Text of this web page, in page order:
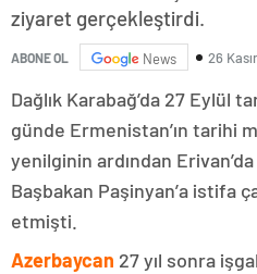
ziyaret gerçekleştirdi.
ABONE OL News 26
Dağlık Karabağ’da 27 Eylül
günde Ermenistan’ın tarihi
yenilginin ardından
Başbakan Paşinyan’a istifa
etmişti.
Azerbaycan 27 yıl sonra